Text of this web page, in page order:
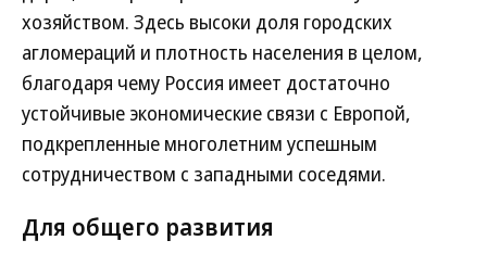
хозяйством. Здесь высоки доля городских
агломераций и плотность населения в целом,
благодаря чему Россия имеет достаточно
устойчивые экономические связи с Европой,
подкрепленные многолетним успешным
сотрудничеством с западными соседями.
Для общего развития